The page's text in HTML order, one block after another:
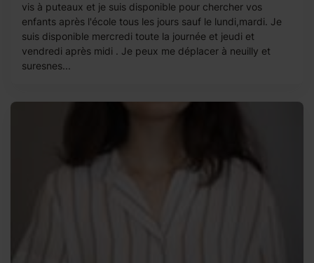
vis à puteaux et je suis disponible pour chercher vos
enfants après l'école tous les jours sauf le lundi,mardi. Je
suis disponible mercredi toute la journée et jeudi et
vendredi après midi . Je peux me déplacer à neuilly et
suresnes...